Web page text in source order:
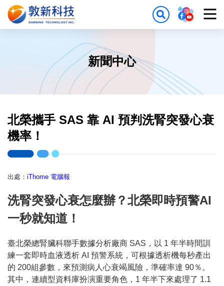
新聞中心
北榮攜手 SAS 靠 AI 預判洗腎突發心衰
機率！
出處： iThome 電腦報
洗腎突發心衰怎麼辦？北榮即時預警AI
一秒就知道！
臺北榮總腎臟科聯手數據分析廠商 SAS，以 1 年半時間訓
練一套即時血液透析 AI 預警系統，可根據透析機每秒產出
的 200組參數，來預測病人心衰竭風險，準確率達 90％。
其中，連續型資料庫扮演重要角色，1 年半下來處理了 1.1